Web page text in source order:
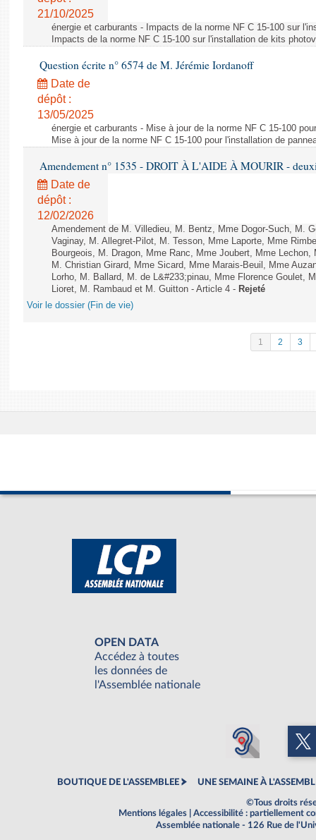
21/10/2025
énergie et carburants - Impacts de la norme NF C 15-100 sur
Impacts de la norme NF C 15-100 sur l'installation de kits
Question écrite n° 6574 de M. Jérémie Iordanoff
Date de
dépôt :
13/05/2025
énergie et carburants - Mise à jour de la norme NF C 15-100
Mise à jour de la norme NF C 15-100 pour l'installation de
Amendement n° 1535 - DROIT À L'AIDE À MOURIR -
Date de
dépôt :
12/02/2026
Amendement de M. Villedieu, M. Bentz, Mme Dogor-Such, M.
Vaginay, M. Allegret-Pilot, M. Tesson, Mme Laporte, Mme
Bourgeois, M. Dragon, Mme Ranc, Mme Joubert, Mme
M. Christian Girard, Mme Sicard, Mme Marais-Beuil, Mme
Lorho, M. Ballard, M. de L&#233;pinau, Mme Florence Goulet,
Lioret, M. Rambaud et M. Guitton - Article 4 - Rejeté
Voir le dossier (Fin de vie)
1 2 3
OPEN DATA
Accédez à toutes
les données de
l'Assemblée nationale
BOUTIQUE DE L'ASSEMBLEE UNE SEMAINE À
©Tous droits
Mentions légales
Accessibilité : partiellement
Assemblée nationale - 126 Rue de